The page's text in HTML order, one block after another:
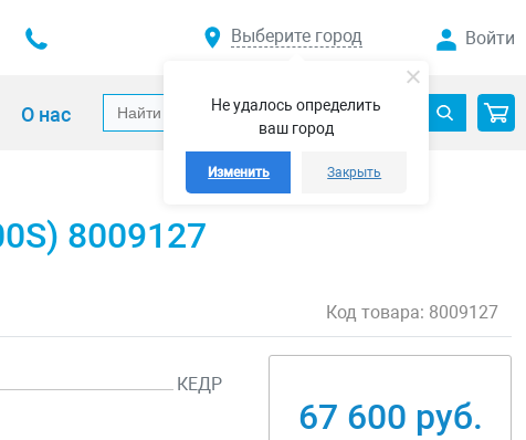
Не удалось определить
ваш город
Изменить Закрыть
Выберите город Войти
О нас
8009127
Код товара: 8009127
КЕДР
67 600 руб.